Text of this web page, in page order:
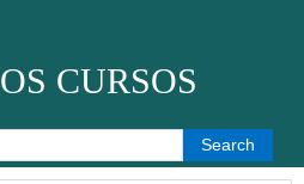
CURSOS
for: